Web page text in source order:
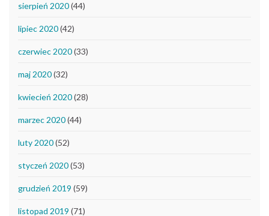
sierpień 2020(44)
lipiec 2020(42)
czerwiec 2020(33)
maj 2020(32)
kwiecień 2020(28)
marzec 2020(44)
luty 2020(52)
styczeń 2020(53)
grudzień 2019 (59)
listopad 2019 (71)